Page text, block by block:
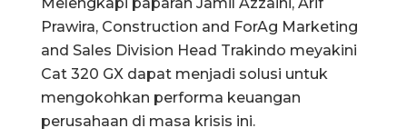
Prawira, Construction and ForAg Marketing
and Sales Division Head Trakindo meyakini
Cat 320 GX dapat menjadi solusi untuk
mengokohkan performa keuangan
perusahaan di masa krisis ini.